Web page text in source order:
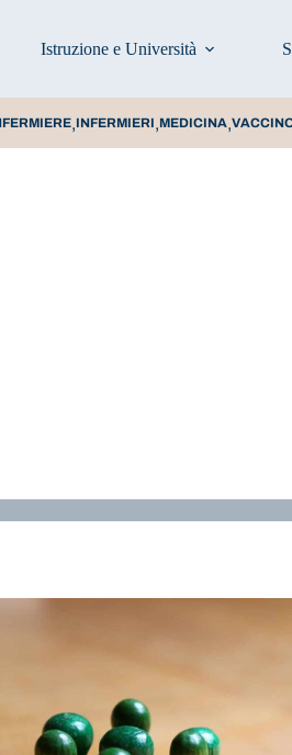
Istruzione e Università
,INFERMIERI,MEDICINA,